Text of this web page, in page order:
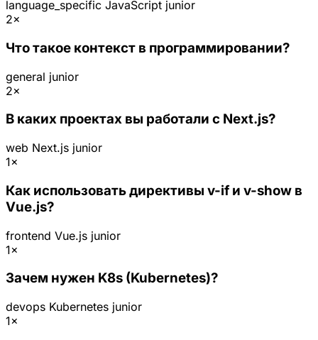
language_specific JavaScript junior
2×
Что такое контекст в программировании?
general junior
2×
В каких проектах вы работали с Next.js?
web Next.js junior
1×
Как использовать директивы v-if и v-show в
Vue.js?
frontend Vue.js junior
1×
Зачем нужен K8s (Kubernetes)?
devops Kubernetes junior
1×